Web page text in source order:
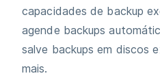
capacidades de backup
agende backups
salve backups em discos
mais.